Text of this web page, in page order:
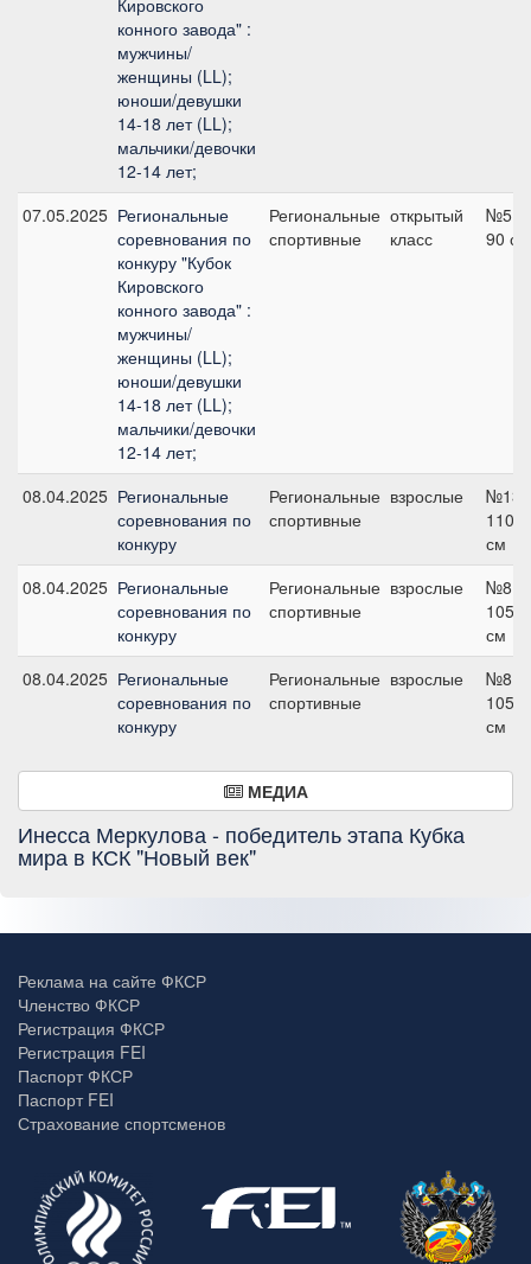
Кировского
конного завода" :
мужчины/
женщины (LL);
юноши/девушки
14-18 лет (LL);
мальчики/девочки
12-14 лет;
07.05.2025 Региональные
соревнования по
конкуру "Кубок
Кировского
конного завода" :
мужчины/
женщины (LL);
юноши/девушки
14-18 лет (LL);
мальчики/девочки
12-14 лет;
Региональные
спортивные
открытый
класс
№5,
90 см
08.04.2025 Региональные
соревнования по
конкуру
Региональные
спортивные
взрослые
№13,
110
см
08.04.2025 Региональные
соревнования по
конкуру
Региональные
спортивные
взрослые
№8,
105
см
08.04.2025 Региональные
соревнования по
конкуру
Региональные
спортивные
взрослые
№8,
105
см
МЕДИА
Инесса Меркулова - победитель этапа Кубка
мира в КСК "Новый век"
Реклама на сайте ФКСР
Членство ФКСР
Регистрация ФКСР
Регистрация FEI
Паспорт ФКСР
Паспорт FEI
Страхование спортсменов